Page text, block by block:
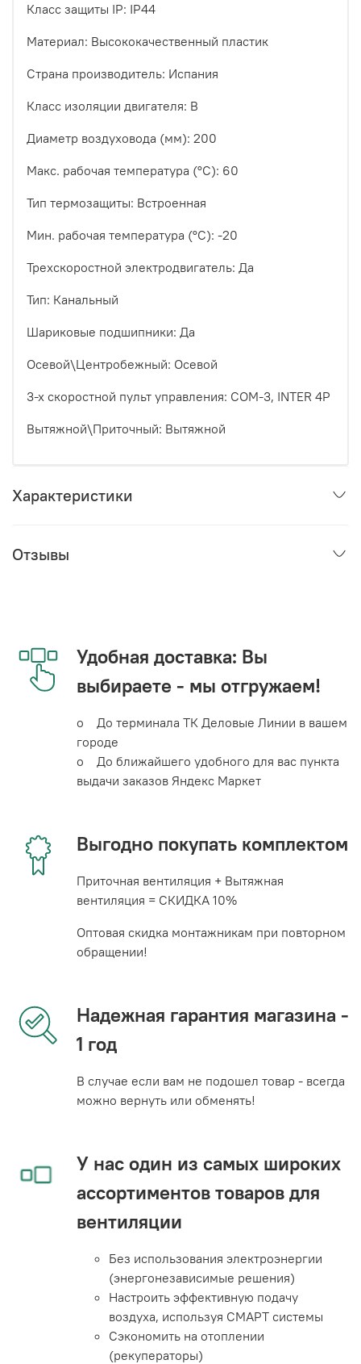
Класс защиты IP: IP44
Материал: Высококачественный пластик
Страна производитель: Испания
Класс изоляции двигателя: B
Диаметр воздуховода (мм): 200
Макс. рабочая температура (°С): 60
Тип термозащиты: Встроенная
Мин. рабочая температура (°С): -20
Трехскоростной электродвигатель: Да
Тип: Канальный
Шариковые подшипники: Да
Осевой\Центробежный: Осевой
3-х скоростной пульт управления: COM-3, INTER 4P
Вытяжной\Приточный: Вытяжной
Характеристики
Отзывы
Удобная доставка: Вы
выбираете - мы отгружаем!
o До терминала ТК Деловые Линии в вашем
городе
o До ближайшего удобного для вас пункта
выдачи заказов Яндекс Маркет
Выгодно покупать комплектом
Приточная вентиляция + Вытяжная
вентиляция = СКИДКА 10%
Оптовая скидка монтажникам при повторном
обращении!
Надежная гарантия магазина -
1 год
В случае если вам не подошел товар - всегда
можно вернуть или обменять!
У нас один из самых широких
ассортиментов товаров для
вентиляции
Без использования электроэнергии
(энергонезависимые решения)
Настроить эффективную подачу
воздуха, используя СМАРТ системы
Сэкономить на отоплении
(рекуператоры)